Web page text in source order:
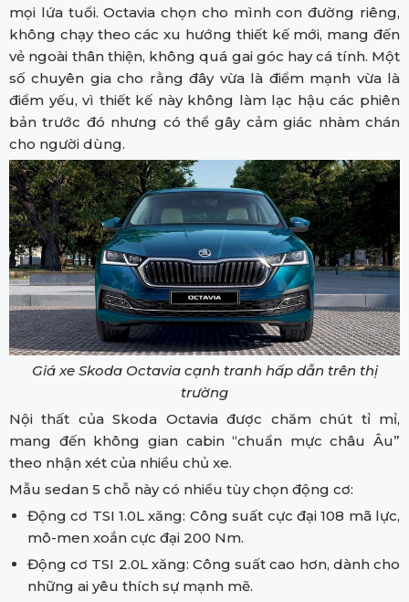
mọi lứa tuổi. Octavia chọn cho mình con đường riêng,
không chạy theo các xu hướng thiết kế mới, mang đến
vẻ ngoài thân thiện, không quá gai góc hay cá tính. Một
số chuyên gia cho rằng đây vừa là điểm mạnh vừa là
điểm yếu, vì thiết kế này không làm lạc hậu các phiên
bản trước đó nhưng có thể gây cảm giác nhàm chán
cho người dùng.
Giá xe Skoda Octavia cạnh tranh hấp dẫn trên thị
trường
Nội thất của Skoda Octavia được chăm chút tỉ mỉ,
mang đến không gian cabin “chuẩn mực châu Âu”
theo nhận xét của nhiều chủ xe.
Mẫu sedan 5 chỗ này có nhiều tùy chọn động cơ:
Động cơ TSI 1.0L xăng: Công suất cực đại 108 mã lực,
mô-men xoắn cực đại 200 Nm.
Động cơ TSI 2.0L xăng: Công suất cao hơn, dành cho
những ai yêu thích sự mạnh mẽ.